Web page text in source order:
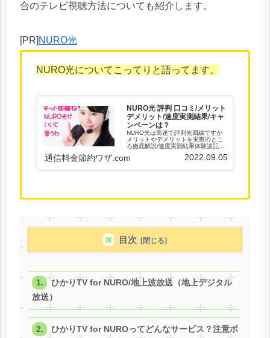
合のテレビ視聴方法についても紹介します。
[PR] NURO光
NURO光についてこってりと語ってます。
NURO光 評判 口コミ/メリット
デメリット/速度実測結果/キャ
ンペーンは？
NURO光は高速で評判光回線ですが
メリットやデメリットを実際のとこ
ろ徹底解説/速度実測結果体験談記録/
安定ネット環境を/通信料金節約のワ
通信料金節約ワザ.com 2022.09.05
目次
ひかりTV for NURO/地上波放送（地上デジタル
放送）
ひかりTV for NUROってどんなサービス？注意ポ